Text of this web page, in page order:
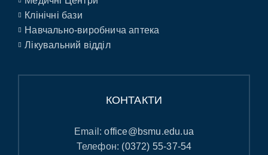
Клінічні бази
Навчально-виробнича аптека
Лікувальний відділ
КОНТАКТИ
Email:office@bsmu.edu.ua
Телефон: (0372) 55-37-54